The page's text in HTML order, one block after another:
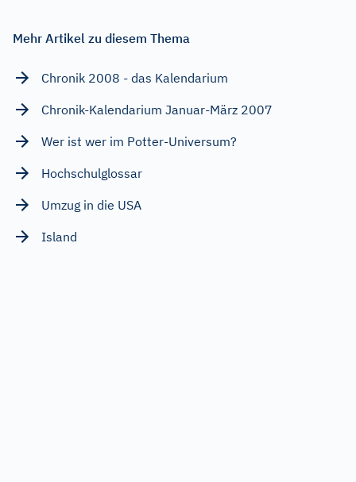
Mehr Artikel zu diesem Thema
Chronik 2008 - das Kalendarium
Chronik-Kalendarium Januar-März 2007
Wer ist wer im Potter-Universum?
Hochschulglossar
Umzug in die USA
Island